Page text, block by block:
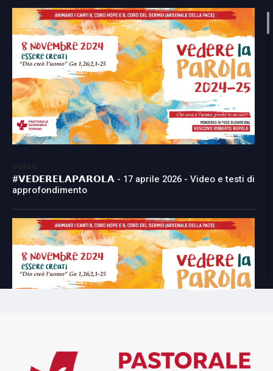
#𝗩𝗘𝗗𝗘𝗥𝗘𝗟𝗔𝗣𝗔𝗥𝗢𝗟𝗔 - 17 aprile 2026 - Video e testi di
approfondimento